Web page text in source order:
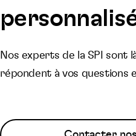
Nos experts de la SPI sont
répondent à vos questions